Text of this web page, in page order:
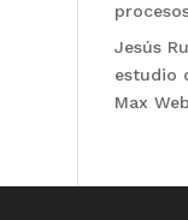
Jesús
estudio
Max